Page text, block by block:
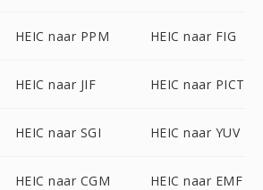
HEIC naar PPM HEIC naar FIG
HEIC naar JIF HEIC naar PICT
HEIC naar SGI HEIC naar YUV
HEIC naar CGM HEIC naar EMF